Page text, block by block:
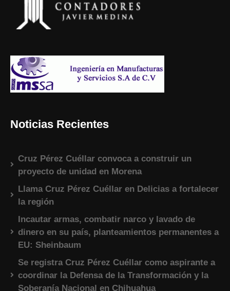
Noticias Recientes
Cruz Pérez Cuéllar convoca a construir un
proyecto de unidad en Morena
Llama Cruz Pérez Cuéllar en Delicias a fortalecer
la región
Incautar armas, combatir narco y lavado de
dinero en su país, planteamientos permanentes a
EU: Sheinbaum
Se registra Cruz Pérez Cuéllar como aspirante a
coordinar la Defensa de la Transformación y la
Soberanía Nacional en Chihuahua